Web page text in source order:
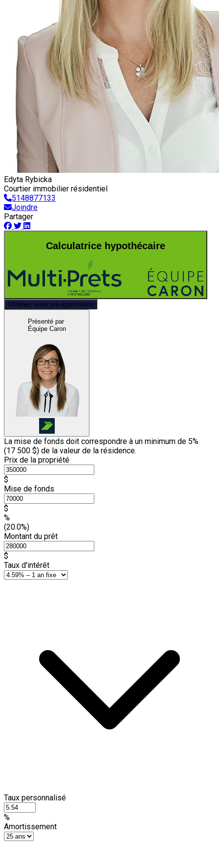
Edyta Rybicka
Courtier immobilier résidentiel
5148877133
Joindre
Partager
Calculatrice hypothécaire
Obtenez votre pré-approbation
Présenté par
Équipe Caron
La mise de fonds doit correspondre à un minimum de 5%
(17 500 $) de la valeur de la résidence.
Prix de la propriété
$
Mise de fonds
$
%
(20.0%)
Montant du prêt
$
Taux d'intérêt
Taux personnalisé
%
Amortissement